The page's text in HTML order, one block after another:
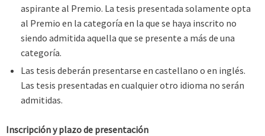
aspirante al Premio. La tesis presentada solamente opta
al Premio en la categoría en la que se haya inscrito no
siendo admitida aquella que se presente a más de una
categoría.
Las tesis deberán presentarse en castellano o en inglés.
Las tesis presentadas en cualquier otro idioma no serán
admitidas.
Inscripción y plazo de presentación